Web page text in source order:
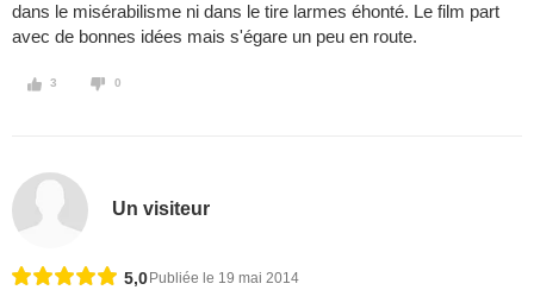
dans le misérabilisme ni dans le tire larmes éhonté. Le film part
avec de bonnes idées mais s'égare un peu en route.
3 0
Un visiteur
5,0 Publiée le 19 mai 2014